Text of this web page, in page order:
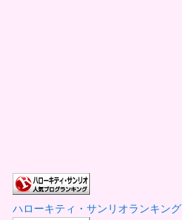
ハローキティ・サンリオランキング